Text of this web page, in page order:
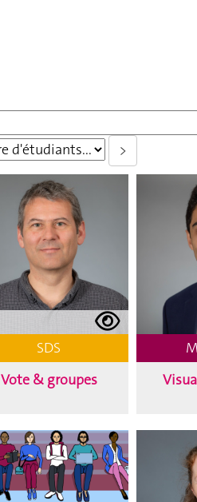
SDS
Vote & groupes